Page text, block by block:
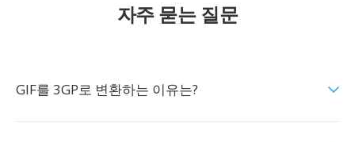
자주 묻는 질문
GIF를 3GP로 변환하는 이유는?